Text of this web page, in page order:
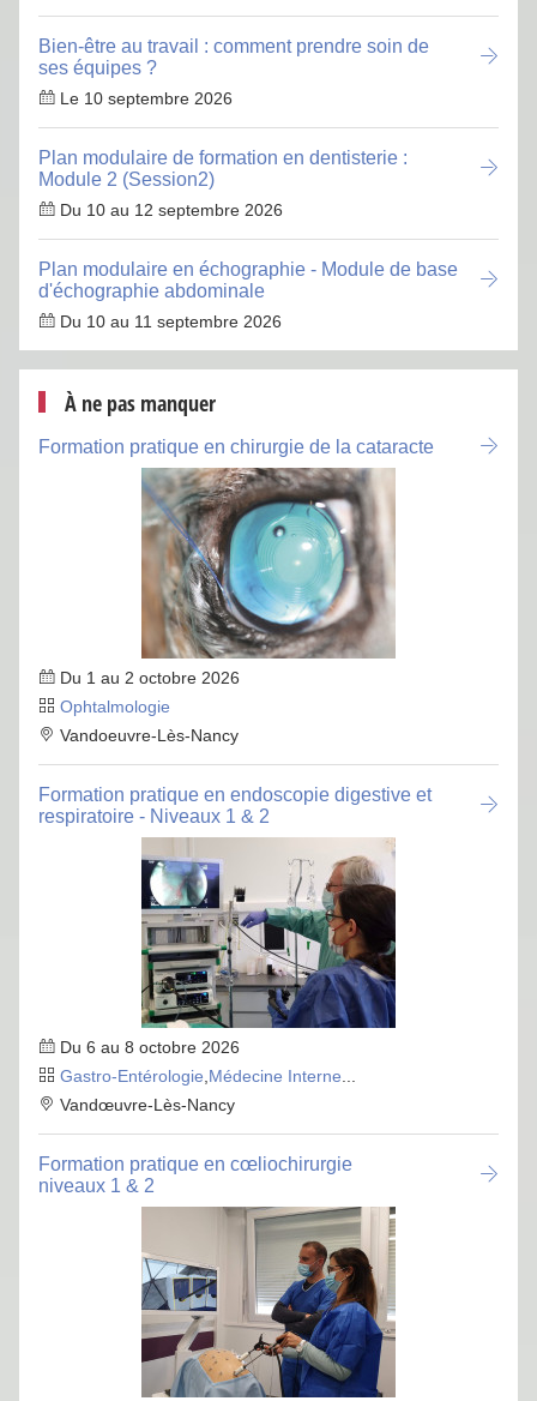
Bien-être au travail : comment prendre soin de
ses équipes ?
Le 10 septembre 2026
Plan modulaire de formation en dentisterie :
Module 2 (Session2)
Du 10 au 12 septembre 2026
Plan modulaire en échographie - Module de base
d'échographie abdominale
Du 10 au 11 septembre 2026
À ne pas manquer
Formation pratique en chirurgie de la cataracte
Du 1 au 2 octobre 2026
Ophtalmologie
Vandoeuvre-Lès-Nancy
Formation pratique en endoscopie digestive et
respiratoire - Niveaux 1 & 2
Du 6 au 8 octobre 2026
Gastro-Entérologie Médecine Interne
Vandœuvre-Lès-Nancy
Formation pratique en cœliochirurgie
niveaux 1 & 2